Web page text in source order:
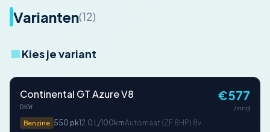
Varianten(12)
Kies je variant
Continental GT Azure V8
DKW
Benzine 550 pk12.0 L/100kmAutomaat (ZF 8HP) 8v
€577
/mnd